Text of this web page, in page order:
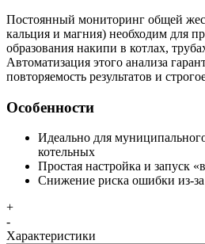
Постоянный мониторинг общей
кальция и магния) необходим для
образования накипи в котлах,
Автоматизация этого анализа
повторяемость результатов и
Особенности
Идеально для
котельных
Простая настройка и запуск
Снижение риска ошибки из-за
+
-
Характеристики